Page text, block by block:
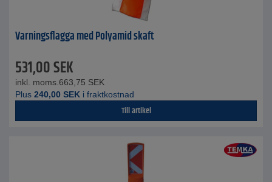
Varningsflagga med Polyamid skaft
531,00SEK
inkl. moms. 663,75 SEK
Plus 240,00 SEK i fraktkostnad
Till artikel